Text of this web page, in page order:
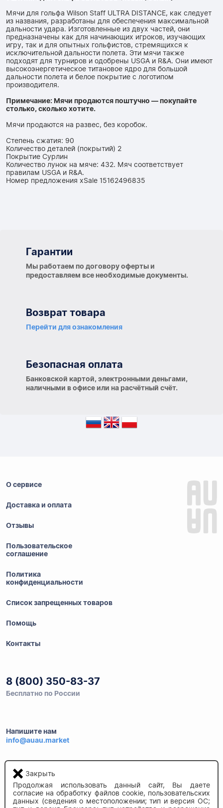
Мячи для гольфа Wilson Staff ULTRA DISTANCE, как следует
из названия, разработаны для обеспечения максимальной
дальности удара. Изготовленные из двух частей, они
предназначены как для начинающих игроков, изучающих
игру, так и для опытных гольфистов, стремящихся к
исключительной дальности полета. Эти мячи также
подходят для турниров и одобрены USGA и R&A. Они имеют
высокоэнергетическое титановое ядро ​​для большой
дальности полета и белое покрытие с логотипом
производителя.
Примечание: Мячи продаются поштучно — покупайте
столько, сколько хотите.
Мячи продаются на развес, без коробок.
Степень сжатия: 90
Количество деталей (покрытий) 2
Покрытие Сурлин
Количество лунок на мяче: 432. Мяч соответствует
правилам USGA и R&A.
Номер предложения xSale 15162496835
Гарантии
Мы работаем по договору оферты и
предоставляем все необходимые документы.
Возврат товара
Перейти для ознакомления
Безопасная оплата
Банковской картой, электронными деньгами,
наличными в офисе или на расчётный счёт.
О сервисе
Доставка и оплата
Отзывы
Пользовательское
соглашение
Политика
конфиденциальности
Список запрещенных товаров
Помощь
Контакты
8 (800) 350-83-37
Бесплатно по России
Напишите нам
info@auau.market
ул.Калязинская 6, оф. 2
Закрыть
Продолжая использовать данный сайт, Вы даете
согласие на обработку файлов cookie, пользовательских
данных (сведения о местоположении; тип и версия ОС;